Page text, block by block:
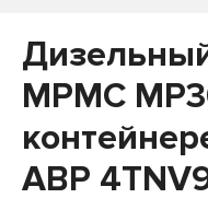
MPMC
АВР